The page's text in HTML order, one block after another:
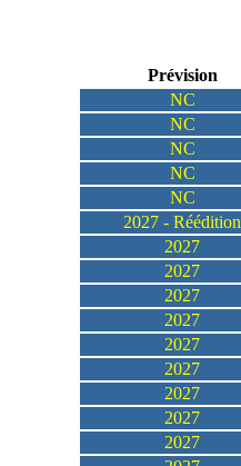
Prévision
NC
NC
NC
NC
NC
2027 - Réédition
2027
2027
2027
2027
2027
2027
2027
2027
2027